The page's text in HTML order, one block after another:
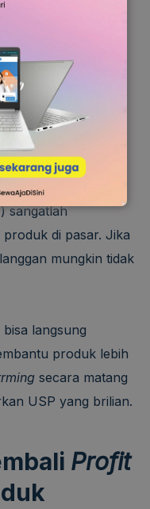
relevan
tinggi pula
USP
sangatlah
di pasar. Jika
mungkin tidak
langsung
produk lebih
secara matang
USP yang brilian.
Profit